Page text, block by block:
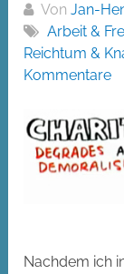
VonJan-
Arbeit &
Reichtum &
Kommentare
Nachdem ich